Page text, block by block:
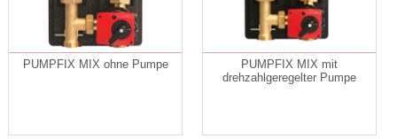
PUMPFIX MIX ohne Pumpe
PUMPFIX MIX mit
drehzahlgeregelter Pumpe